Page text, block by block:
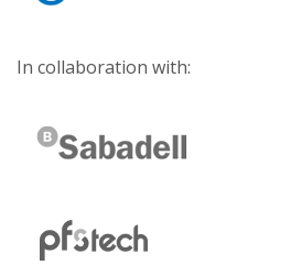
In collaboration with: